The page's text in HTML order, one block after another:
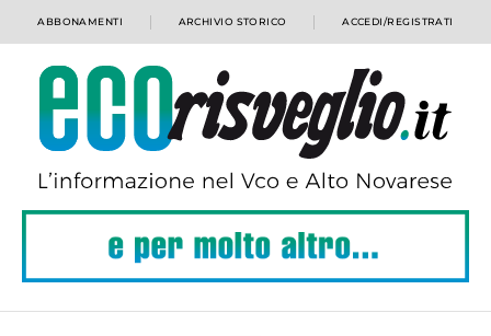
ABBONAMENTI ARCHIVIO STORICO ACCEDI/REGISTRATI